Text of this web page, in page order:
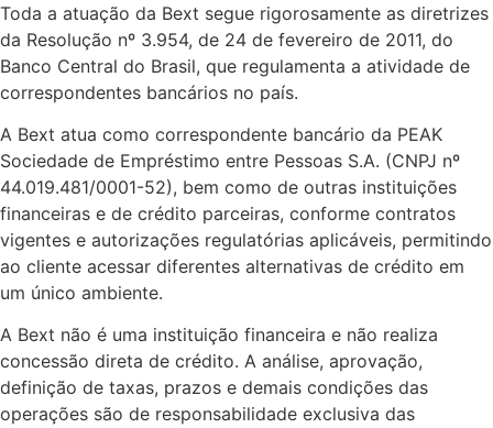
Toda a atuação da Bext segue rigorosamente as diretrizes
da Resolução nº 3.954, de 24 de fevereiro de 2011, do
Banco Central do Brasil, que regulamenta a atividade de
correspondentes bancários no país.
A Bext atua como correspondente bancário da PEAK
Sociedade de Empréstimo entre Pessoas S.A. (CNPJ nº
44.019.481/0001-52), bem como de outras instituições
financeiras e de crédito parceiras, conforme contratos
vigentes e autorizações regulatórias aplicáveis, permitindo
ao cliente acessar diferentes alternativas de crédito em
um único ambiente.
A Bext não é uma instituição financeira e não realiza
concessão direta de crédito. A análise, aprovação,
definição de taxas, prazos e demais condições das
operações são de responsabilidade exclusiva das